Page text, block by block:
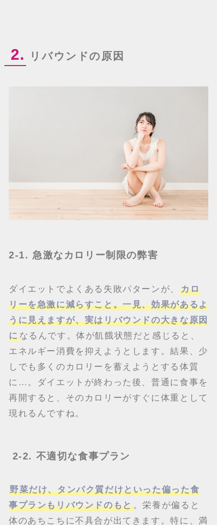
2. リバウンドの原因
2-1. 急激なカロリー制限の弊害
ダイエットでよくある失敗パターンが、 カロ
リーを急激に減らすこと。一見、効果があるよ
うに見えますが、実はリバウンドの大きな原因
になるんです。体が飢餓状態だと感じると、
エネルギー消費を抑えようとします。結果、少
しでも多くのカロリーを蓄えようとする体質
に…。ダイエットが終わった後、普通に食事を
再開すると、そのカロリーがすぐに体重として
現れるんですね。
2-2. 不適切な食事プラン
野菜だけ、タンパク質だけといった偏った食
事プランもリバウンドのもと。栄養が偏ると
体のあちこちに不具合が出てきます。特に、満